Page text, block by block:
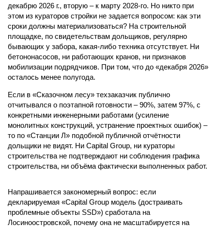
декабрю 2026 г., вторую – к марту 2028-го. Но никто при
этом из кураторов стройки не задается вопросом: как эти
сроки должны материализоваться? На строительной
площадке, по свидетельствам дольщиков, регулярно
бывающих у забора, какая-либо техника отсутствует. Ни
бетононасосов, ни работающих кранов, ни признаков
мобилизации подрядчиков. При том, что до «декабря 2026»
осталось менее полугода.
Если в «Сказочном лесу» техзаказчик публично
отчитывался о поэтапной готовности – 90%, затем 97%, с
конкретными инженерными работами (усиление
монолитных конструкций, устранение проектных ошибок) –
то по «Станции Л» подобной публичной отчётности
дольщики не видят. Ни Capital Group, ни кураторы
строительства не подтверждают ни соблюдения графика
строительства, ни объёма фактически выполненных работ.
Напрашивается закономерный вопрос: если
декларируемая «Capital Group модель (достраивать
проблемные объекты SSD») сработала на
Лосиноостровской, почему она не масштабируется на